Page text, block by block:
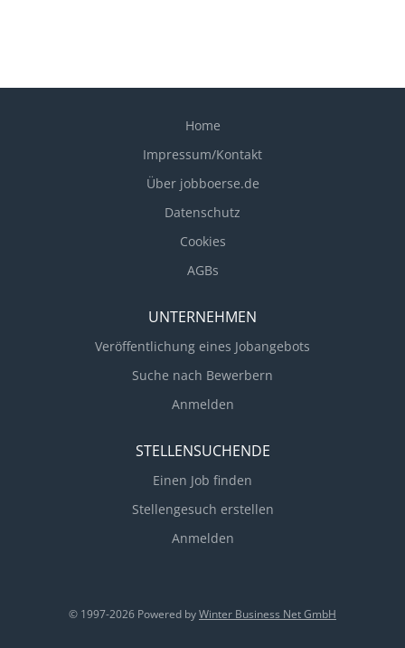
Versicherungsbedingungen und gesetzlicher
Home
Impressum/Kontakt
Über jobboerse.de
Datenschutz
Cookies
AGBs
UNTERNEHMEN
Veröffentlichung eines Jobangebots
Suche nach Bewerbern
Anmelden
STELLENSUCHENDE
Einen Job finden
Stellengesuch erstellen
Anmelden
© 1997-2026 Powered byWinter Business Net GmbH